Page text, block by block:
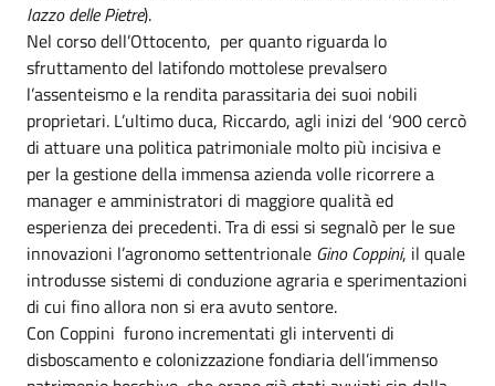
Iazzo delle Pietre).
Nel corso dell’Ottocento, per quanto riguarda lo
sfruttamento del latifondo mottolese prevalsero
l’assenteismo e la rendita parassitaria dei suoi nobili
proprietari. L’ultimo duca, Riccardo, agli inizi del ‘900 cercò
di attuare una politica patrimoniale molto più incisiva e
per la gestione della immensa azienda volle ricorrere a
manager e amministratori di maggiore qualità ed
esperienza dei precedenti. Tra di essi si segnalò per le sue
innovazioni l’agronomo settentrionale Gino Coppini, il quale
introdusse sistemi di conduzione agraria e sperimentazioni
di cui fino allora non si era avuto sentore.
Con Coppini furono incrementati gli interventi di
disboscamento e colonizzazione fondiaria dell’immenso